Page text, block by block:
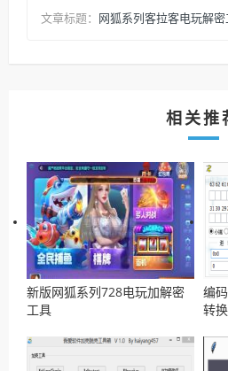
文章标题： 网狐系列客拉客电玩解
相关推
新版网狐系列728电玩加解密
工具
编
转换